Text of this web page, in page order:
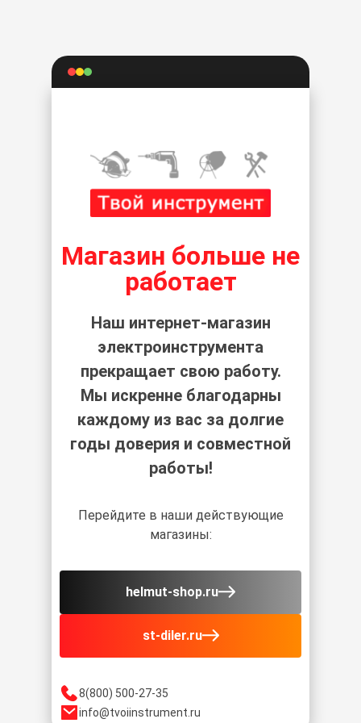
8(800) 500-27-35
info@tvoiinstrument.ru
Магазин больше не
работает
Наш интернет-магазин
электроинструмента
прекращает свою работу.
Мы искренне благодарны
каждому из вас за долгие
годы доверия и совместной
работы!
Перейдите в наши действующие
магазины:
helmut-shop.ru
st-diler.ru